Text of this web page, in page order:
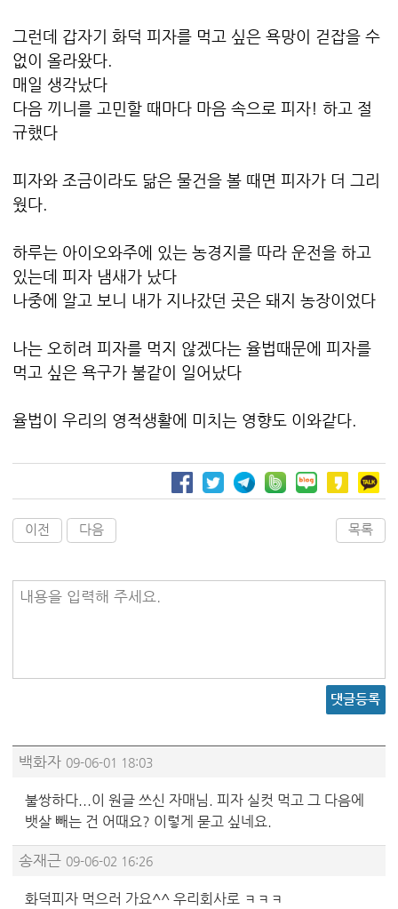
그런데 갑자기 화덕 피자를 먹고 싶은 욕망이 걷잡을 수
없이 올라왔다.
매일 생각났다
다음 끼니를 고민할 때마다 마음 속으로 피자! 하고 절
규했다
피자와 조금이라도 닮은 물건을 볼 때면 피자가 더 그리
웠다.
하루는 아이오와주에 있는 농경지를 따라 운전을 하고
있는데 피자 냄새가 났다
나중에 알고 보니 내가 지나갔던 곳은 돼지 농장이었다
나는 오히려 피자를 먹지 않겠다는 율법때문에 피자를
먹고 싶은 욕구가 불같이 일어났다
율법이 우리의 영적생활에 미치는 영향도 이와같다.
이전 다음 목록
내용을 입력해 주세요.
댓글등록
백화자 09-06-01 18:03
불쌍하다...이 원글 쓰신 자매님. 피자 실컷 먹고 그 다음에
뱃살 빼는 건 어때요? 이렇게 묻고 싶네요.
송재근 09-06-02 16:26
화덕피자 먹으러 가요^^ 우리회사로 ㅋㅋㅋ